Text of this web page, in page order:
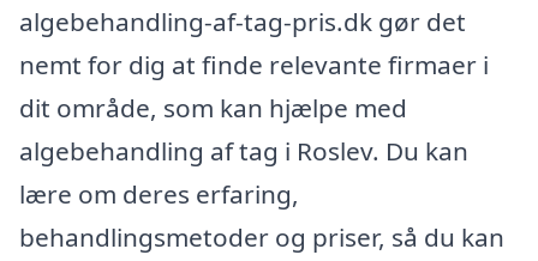
algebehandling-af-tag-pris.dk gør det
nemt for dig at finde relevante firmaer i
dit område, som kan hjælpe med
algebehandling af tag i Roslev. Du kan
lære om deres erfaring,
behandlingsmetoder og priser, så du kan